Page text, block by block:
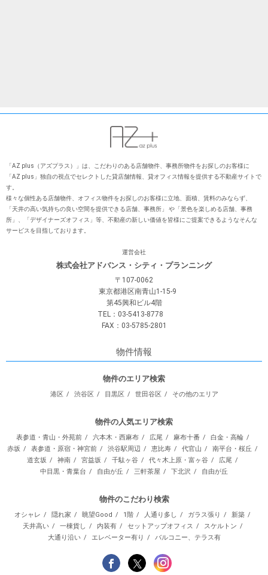
「AZ plus（アズプラス）」は、こだわりのある店舗物件、事務所物件をお探しのお客様に
「AZ plus」独⾃の視点でセレクトした貸店舗情報、貸オフィス情報を提供する不動産サイトで
す。
様々な個性ある店舗物件、オフィス物件をお探しのお客様に⽴地、⾯積、賃料のみならず、
「天井の⾼い気持ちの良い空間を提供できる店舗、事務所」 や「景⾊を楽しめる店舗、事務
所」、「デザイナーズオフィス」等、不動産の新しい価値を皆様にご提案できるようなそんな
サービスを⽬指しております。
運営会社
株式会社アドバンス・シティ・プランニング
〒107-0062
東京都港区南青山1-15-9
第45興和ビル4階
TEL：03-5413-8778
FAX：03-5785-2801
物件情報
物件のエリア検索
港区 渋谷区 目黒区 世田谷区 その他のエリア
物件の人気エリア検索
表参道・青山・外苑前 六本木・西麻布 広尾 麻布十番
白金・高輪
赤坂
表参道・原宿・神宮前 渋谷駅周辺 恵比寿 代官山
南平台・桜丘
道玄坂
神南 宮益坂 千駄ヶ谷 代々木上原・富ヶ谷
広尾
中目黒・青葉台
自由が丘 三軒茶屋 下北沢 自由が丘
物件のこだわり検索
オシャレ 隠れ家 眺望Good 1階 人通り多し ガラス張り
新築
天井高い
一棟貨し 内装有 セットアップオフィス
スケルトン
大通り沿い
エレベーター有り バルコニー、テラス有